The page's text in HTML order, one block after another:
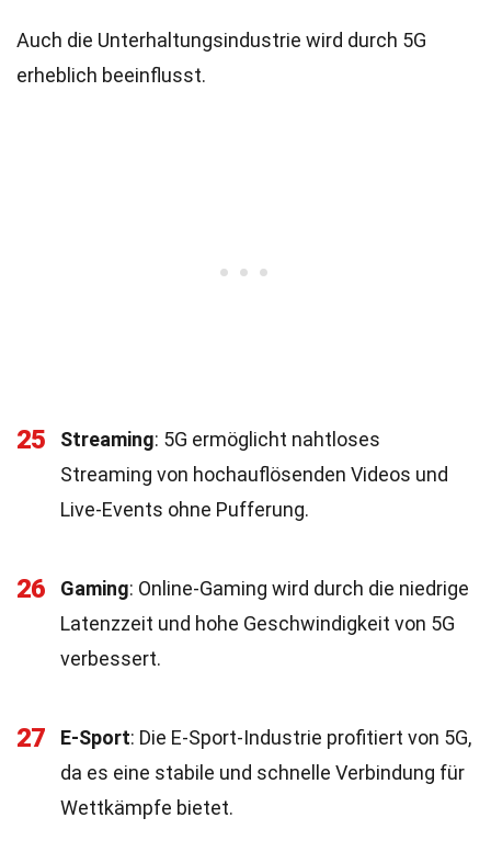
Auch die Unterhaltungsindustrie wird durch 5G
erheblich beeinflusst.
25 Streaming: 5G ermöglicht nahtloses
Streaming von hochauflösenden Videos und
Live-Events ohne Pufferung.
26 Gaming: Online-Gaming wird durch die niedrige
Latenzzeit und hohe Geschwindigkeit von 5G
verbessert.
27 E-Sport: Die E-Sport-Industrie profitiert von 5G,
da es eine stabile und schnelle Verbindung für
Wettkämpfe bietet.